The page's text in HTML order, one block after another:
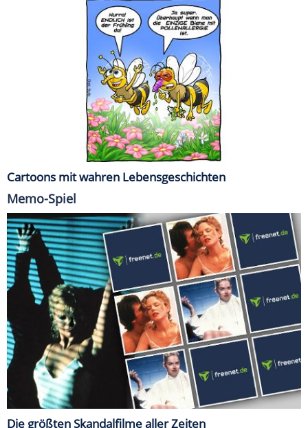
Cartoons mit wahren Lebensgeschichten
Memo-Spiel
Die größten Skandalfilme aller Zeiten